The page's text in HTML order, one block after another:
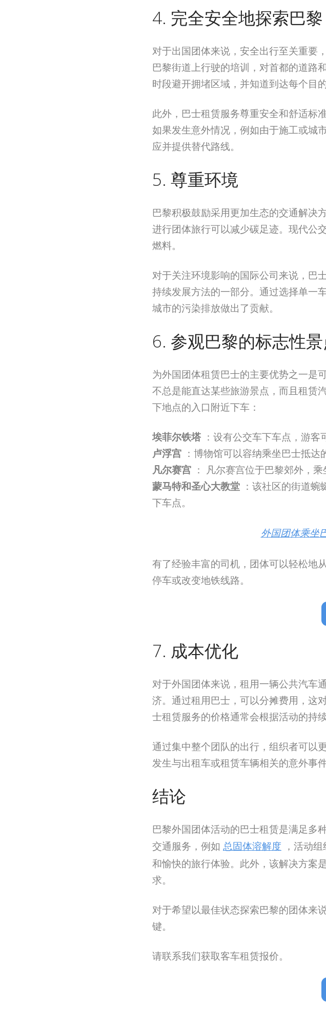
4. 完全安全地探索巴黎
对于出国团体来说，安全出行至关重要
巴黎街道上行驶的培训，对首都的道路
时段避开拥堵区域，并知道到达每个目
此外，巴士租赁服务尊重安全和舒适标
如果发生意外情况，例如由于施工或城
应并提供替代路线。
5. 尊重环境
巴黎积极鼓励采用更加生态的交通解决
进行团体旅行可以减少碳足迹。现代公
燃料。
对于关注环境影响的国际公司来说，巴
持续发展方法的一部分。通过选择单一
城市的污染排放做出了贡献。
6. 参观巴黎的标志性
为外国团体租赁巴士的主要优势之一是
不总是能直达某些旅游景点，而且租赁
下地点的入口附近下车：
埃菲尔铁塔 ：设有公交车下车点，游客
卢浮宫 ：博物馆可以容纳乘坐巴士抵达
凡尔赛宫 ： 凡尔赛宫位于巴黎郊外，乘
蒙马特和圣心大教堂 ：该社区的街道
下车点。
外国团体乘坐
有了经验丰富的司机，团体可以轻松地
停车或改变地铁线路。
7. 成本优化
对于外国团体来说，租用一辆公共汽车
济。通过租用巴士，可以分摊费用，这
士租赁服务的价格通常会根据活动的持
通过集中整个团队的出行，组织者可以
发生与出租车或租赁车辆相关的意外事件
结论
巴黎外国团体活动的巴士租赁是满足多
交通服务，例如 总固体溶解度 ，活动
和愉快的旅行体验。此外，该解决方案
求。
对于希望以最佳状态探索巴黎的团体来
键。
请联系我们获取客车租赁报价。